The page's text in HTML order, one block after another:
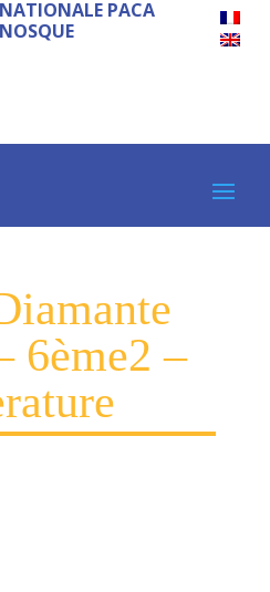
PACA
6ème2 –